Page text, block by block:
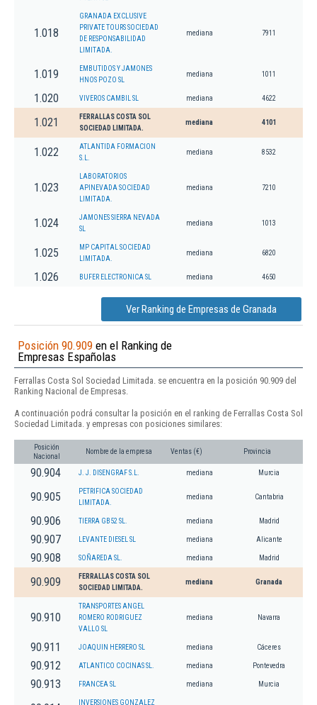
1.018
GRANADA EXCLUSIVE
PRIVATE TOURS SOCIEDAD
DE RESPONSABILIDAD
LIMITADA.
mediana 7911
1.019
EMBUTIDOS Y JAMONES
HNOS POZO SL
mediana 1011
1.020 VIVEROS CAMBIL SL mediana 4622
1.021
FERRALLAS COSTA SOL
SOCIEDAD LIMITADA.
mediana 4101
1.022
ATLANTIDA FORMACION
S.L.
mediana 8532
1.023
LABORATORIOS
APINEVADA SOCIEDAD
LIMITADA.
mediana 7210
1.024
JAMONES SIERRA NEVADA
SL
mediana 1013
1.025
MP CAPITAL SOCIEDAD
LIMITADA.
mediana 6820
1.026 BUFER ELECTRONICA SL mediana 4650
Ver Ranking de Empresas de Granada
Posición 90.909 en el Ranking de
Empresas Españolas
Ferrallas Costa Sol Sociedad Limitada. se encuentra en la posición 90.909 del
Ranking Nacional de Empresas.
A continuación podrá consultar la posición en el ranking de Ferrallas Costa Sol
Sociedad Limitada. y empresas con posiciones similares:
Posición
Nacional
Nombre de la empresa Ventas (€) Provincia
90.904 J. J. DISENGRAF S.L. mediana Murcia
90.905
PETRIFICA SOCIEDAD
LIMITADA.
mediana Cantabria
90.906 TIERRA GB52 SL. mediana Madrid
90.907 LEVANTE DIESEL SL mediana Alicante
90.908 SOÑAREDA SL. mediana Madrid
90.909
FERRALLAS COSTA SOL
SOCIEDAD LIMITADA.
mediana Granada
90.910
TRANSPORTES ANGEL
ROMERO RODRIGUEZ
VALLO SL
mediana Navarra
90.911 JOAQUIN HERRERO SL mediana Cáceres
90.912 ATLANTICO COCINAS SL. mediana Pontevedra
90.913 FRANCEA SL mediana Murcia
INVERSIONES GONZALEZ